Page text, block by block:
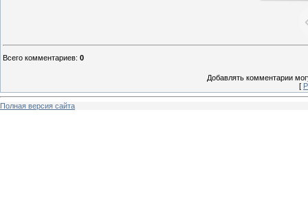
Всего комментариев: 0
Добавлять комментарии
[
Полная версия сайта